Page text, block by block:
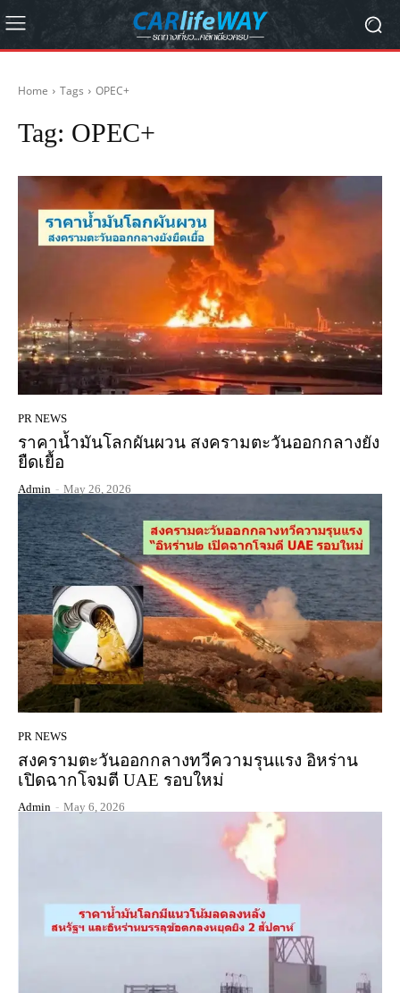
Home Tags OPEC+
Tag: OPEC+
PR NEWS
ราคาน้ำมันโลกผันผวน สงครามตะวันออกกลางยัง
ยืดเยื้อ
Admin - May 26, 2026
PR NEWS
สงครามตะวันออกกลางทวีความรุนแรง อิหร่าน
เปิดฉากโจมตี UAE รอบใหม่
Admin - May 6, 2026